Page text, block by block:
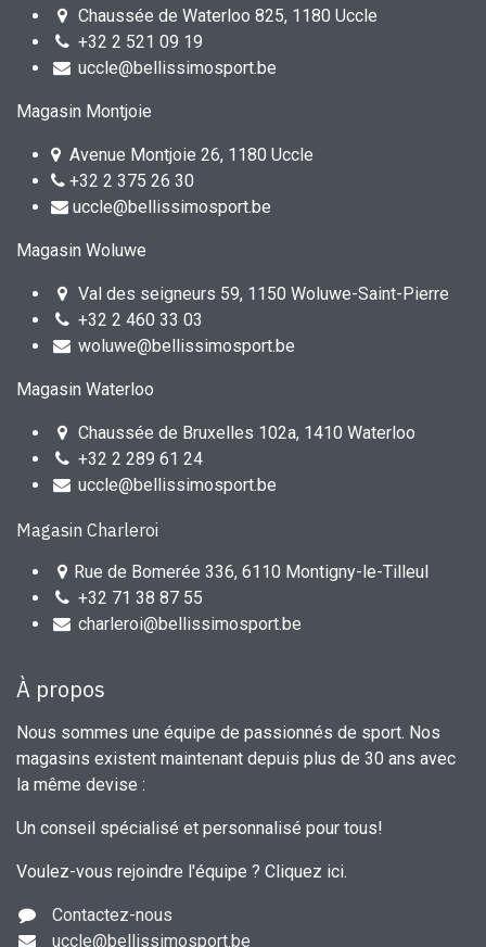
Chaussée de Waterloo 825, 1180 Uccle
+32 2 521 09 19
uccle@bellissimosport.be
Magasin Montjoie
Avenue Montjoie 26, 1180 Uccle
+32 2 375 26 30
uccle@bellissimosport.be
Magasin Woluwe
Val des seigneurs 59, 1150 Woluwe-Saint-Pierre
+32 2 460 33 03
woluwe@bellissimosport.be
Magasin Waterloo
Chaussée de Bruxelles 102a, 1410 Waterloo
+32 2 289 61 24
uccle@bellissimosport.be
Magasin Charleroi
Rue de Bomerée 336, 6110 Montigny-le-Tilleul
+32 71 38 87 55
charleroi@bellissimosport.be
À propos
Nous sommes une équipe de passionnés de sport. Nos
magasins existent maintenant depuis plus de 30 ans avec
la même devise :
Un conseil spécialisé et personnalisé pour tous!
Voulez-vous rejoindre l'équipe ? Cliquez ici.
Contactez-nous
uccle@bellissimosport.be